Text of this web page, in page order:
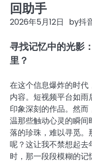
回助手
2026年5月12日 by抖
寻找记忆中的光影
里？
在这个信息爆炸的时
内容。短视频平台如
印象深刻的作品。然
温那些触动心灵的瞬
落的珍珠，难以寻觅
呢？这让我不禁想起
时，那一段段模糊的记